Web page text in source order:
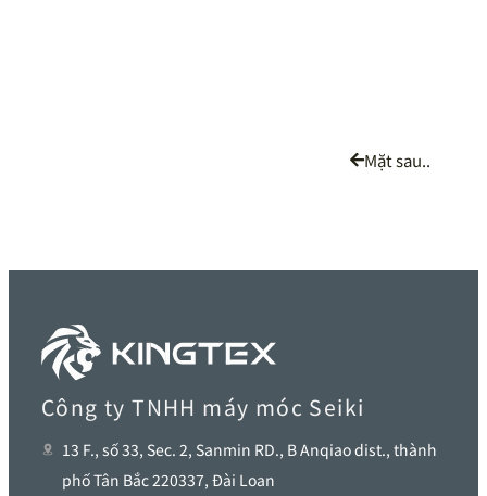
Mặt sau..
Công ty TNHH máy móc Seiki
13 F., số 33, Sec. 2, Sanmin RD., B Anqiao dist., thành
phố Tân Bắc 220337, Đài Loan